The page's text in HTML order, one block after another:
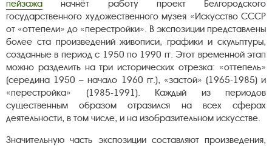
пейзажа начнёт работу проект Белгородского
государственного художественного музея «Искусство СССР
от «оттепели» до «перестройки». В экспозиции представлены
более ста произведений живописи, графики и скульптуры,
созданные в период с 1950 по 1990 гг. Этот временной этап
можно разделить на три исторических отрезка: «оттепель»
(середина 1950 – начало 1960 гг.), «застой» (1965-1985) и
«перестройка» (1985-1991). Каждый из периодов
существенным образом отразился на всех сферах
деятельности, в том числе, и на изобразительном искусстве.
Значительную часть экспозиции составляют произведения,